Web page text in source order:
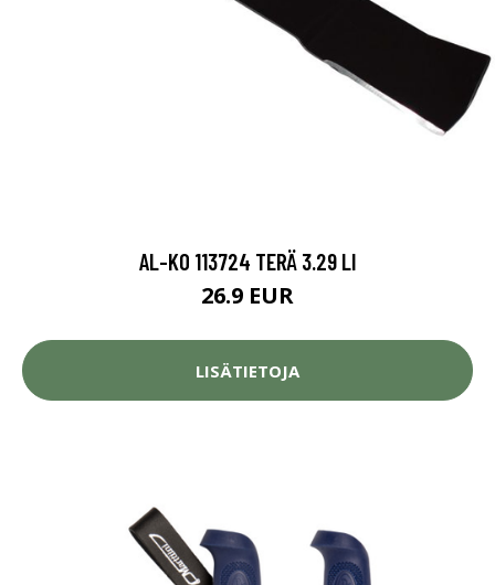
AL-KO 113724 TERÄ 3.29 LI
26.9 EUR
LISÄTIETOJA